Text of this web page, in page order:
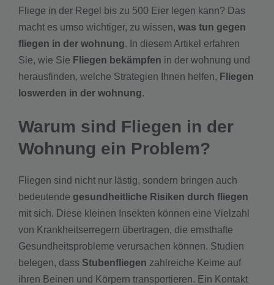
Fliege in der Regel bis zu 500 Eier legen kann? Das
macht es umso wichtiger, zu wissen, was tun gegen
fliegen in der wohnung. In diesem Artikel erfahren
Sie, wie Sie Fliegen bekämpfen in der wohnung und
herausfinden, welche Strategien Ihnen helfen, Fliegen
loswerden in der wohnung.
Warum sind Fliegen in der
Wohnung ein Problem?
Fliegen sind nicht nur lästig, sondern bringen auch
bedeutende gesundheitliche Risiken durch fliegen
mit sich. Diese kleinen Insekten können eine Vielzahl
von Krankheitserregern übertragen, die ernsthafte
Gesundheitsprobleme verursachen können. Studien
belegen, dass Stubenfliegen zahlreiche Keime auf
ihren Beinen und Körpern transportieren. Ein Kontakt